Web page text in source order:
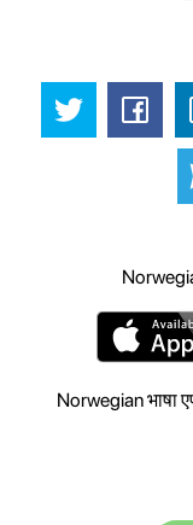
Norwegian भाषा